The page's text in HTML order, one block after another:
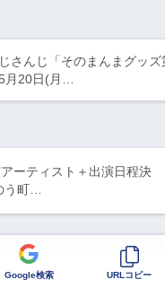
さんじ「そのまんまグッ
月20日(月…
ーティスト＋出演日程決
う町…
Google検索 URLコピー